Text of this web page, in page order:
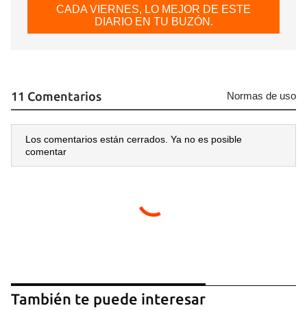
CADA VIERNES, LO MEJOR DE ESTE
DIARIO EN TU BUZÓN.
11 Comentarios Normas de uso
Los comentarios están cerrados. Ya no es posible
comentar
También te puede interesar